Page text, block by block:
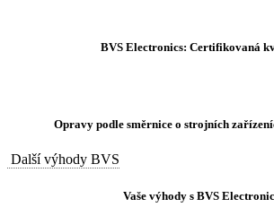
BVS Electronics: Certifikovaná
Opravy podle směrnice o strojních
Další výhody BVS
Vaše výhody s BVS